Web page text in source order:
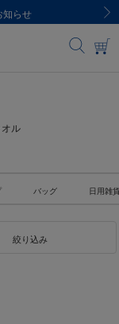
知らせ
ル
バッグ 日用雑
絞り込み